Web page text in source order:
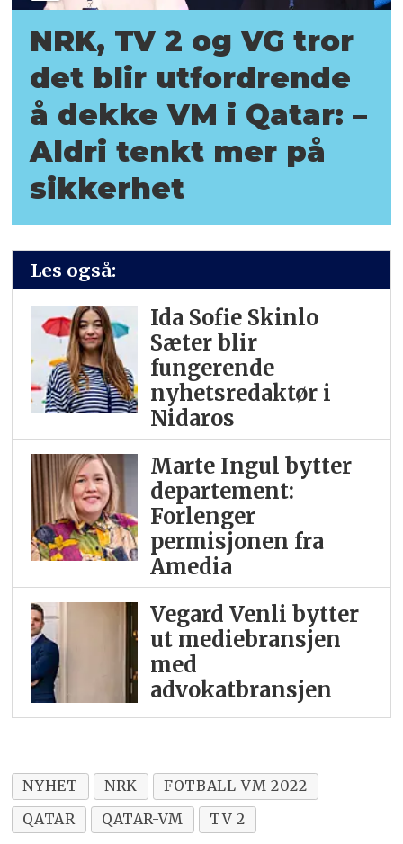
NRK, TV 2 og VG tror
det blir utfordrende
å dekke VM i Qatar: –
Aldri tenkt mer på
sikkerhet
Les også:
Ida Sofie Skinlo
Sæter blir
fungerende
nyhetsredaktør i
Nidaros
Marte Ingul bytter
departement:
Forlenger
permisjonen fra
Amedia
Vegard Venli bytter
ut mediebransjen
med
advokatbransjen
NYHET NRK
FOTBALL-VM 2022
QATAR
QATAR-VM TV 2